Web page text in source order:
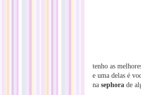
tenho as
e uma delas é
na sephora de